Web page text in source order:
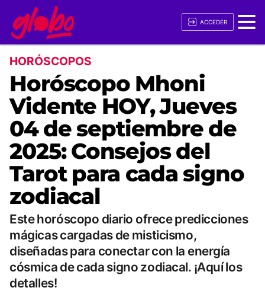
ACCEDER
HORÓSCOPOS
Horóscopo Mhoni
Vidente HOY, Jueves
04 de septiembre de
2025: Consejos del
Tarot para cada signo
zodiacal
Este horóscopo diario ofrece predicciones
mágicas cargadas de misticismo,
diseñadas para conectar con la energía
cósmica de cada signo zodiacal. ¡Aquí los
detalles!